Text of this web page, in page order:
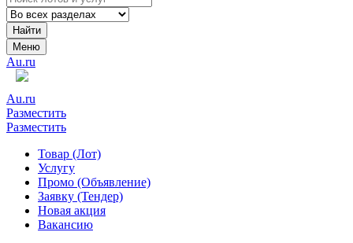
Найти
Меню
Au.ru
Au.ru
Разместить
Разместить
Товар (Лот)
Услугу
Промо (Объявление)
Заявку (Тендер)
Новая акция
Вакансию